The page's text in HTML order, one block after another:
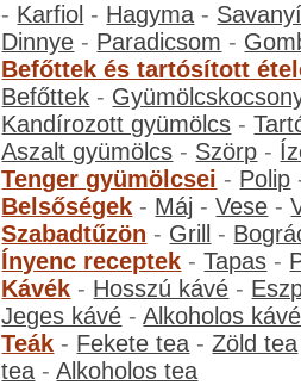
- Karfiol - Hagyma -
Dinnye - Paradicsom -
Befőttek és tartósított
Befőttek -
Kandírozott gyümölcs -
Aszalt gyümölcs - Szörp -
Tenger gyümölcsei - Polip
Belsőségek - Máj -Vese -
Szabadtűzön - Grill -
Ínyenc receptek -Tapas -
Kávék - Hosszú kávé -
Jeges kávé -Alkoholos kávé
Teák - Fekete tea -Zöld tea
tea -Alkoholos tea